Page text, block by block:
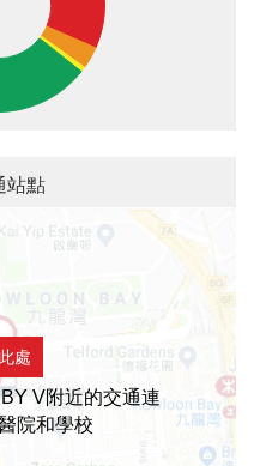
站點
處
V附近的交通連
院和學校